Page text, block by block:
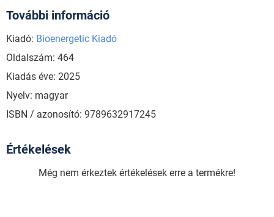
További információ
Kiadó: Bioenergetic Kiadó
Oldalszám: 464
Kiadás éve: 2025
Nyelv: magyar
ISBN / azonosító: 9789632917245
Értékelések
Még nem érkeztek értékelések erre a termékre!